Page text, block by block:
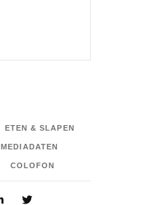
ETEN & SLAPEN
MEDIADATEN
COLOFON